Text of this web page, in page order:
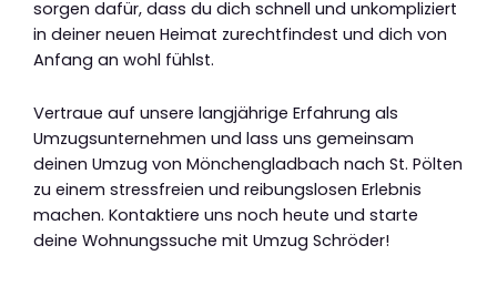
sorgen dafür, dass du dich schnell und unkompliziert
in deiner neuen Heimat zurechtfindest und dich von
Anfang an wohl fühlst.
Vertraue auf unsere langjährige Erfahrung als
Umzugsunternehmen und lass uns gemeinsam
deinen Umzug von Mönchengladbach nach St. Pölten
zu einem stressfreien und reibungslosen Erlebnis
machen. Kontaktiere uns noch heute und starte
deine Wohnungssuche mit Umzug Schröder!